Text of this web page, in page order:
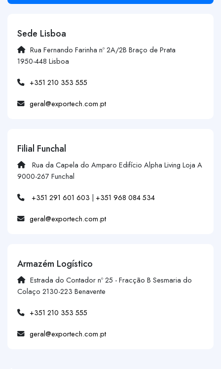
Sede Lisboa
Rua Fernando Farinha nº 2A/2B Braço de Prata
1950-448 Lisboa
+351 210 353 555
geral@exportech.com.pt
Filial Funchal
Rua da Capela do Amparo Edifício Alpha Living Loja A
9000-267 Funchal
+351 291 601 603 | +351 968 084 534
geral@exportech.com.pt
Armazém Logístico
Estrada do Contador nº 25 - Fracção B Sesmaria do
Colaço 2130-223 Benavente
+351 210 353 555
geral@exportech.com.pt